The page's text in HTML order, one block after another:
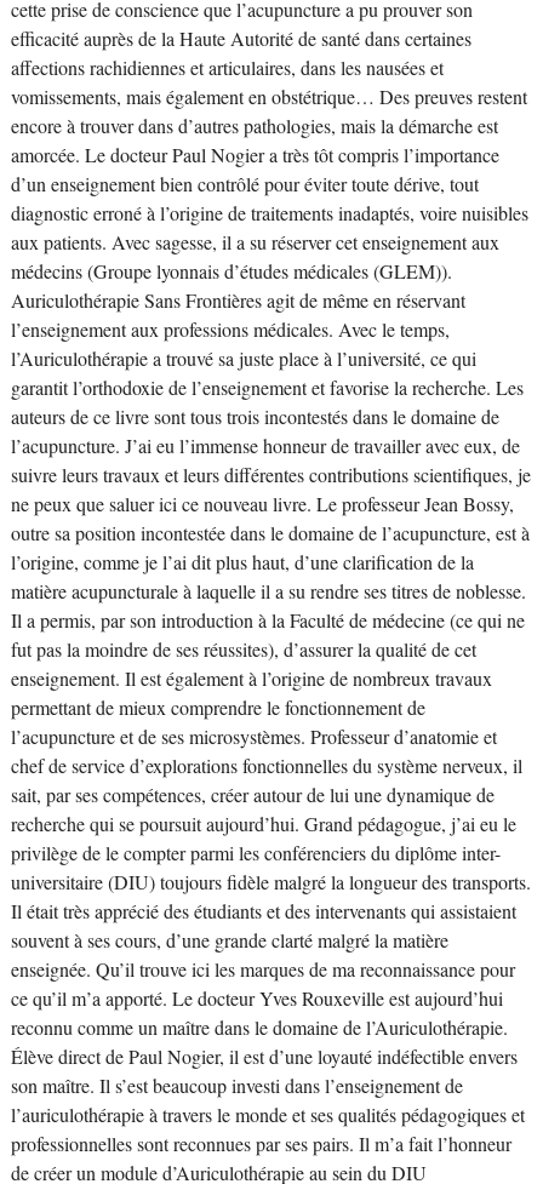
cette prise de conscience que l’acupuncture a pu prouver son
efficacité auprès de la Haute Autorité de santé dans certaines
affections rachidiennes et articulaires, dans les nausées et
vomissements, mais également en obstétrique… Des preuves restent
encore à trouver dans d’autres pathologies, mais la démarche est
amorcée. Le docteur Paul Nogier a très tôt compris l’importance
d’un enseignement bien contrôlé pour éviter toute dérive, tout
diagnostic erroné à l’origine de traitements inadaptés, voire nuisibles
aux patients. Avec sagesse, il a su réserver cet enseignement aux
médecins (Groupe lyonnais d’études médicales (GLEM)).
Auriculothérapie Sans Frontières agit de même en réservant
l’enseignement aux professions médicales. Avec le temps,
l’Auriculothérapie a trouvé sa juste place à l’université, ce qui
garantit l’orthodoxie de l’enseignement et favorise la recherche. Les
auteurs de ce livre sont tous trois incontestés dans le domaine de
l’acupuncture. J’ai eu l’immense honneur de travailler avec eux, de
suivre leurs travaux et leurs différentes contributions scientifiques, je
ne peux que saluer ici ce nouveau livre. Le professeur Jean Bossy,
outre sa position incontestée dans le domaine de l’acupuncture, est à
l’origine, comme je l’ai dit plus haut, d’une clarification de la
matière acupuncturale à laquelle il a su rendre ses titres de noblesse.
Il a permis, par son introduction à la Faculté de médecine (ce qui ne
fut pas la moindre de ses réussites), d’assurer la qualité de cet
enseignement. Il est également à l’origine de nombreux travaux
permettant de mieux comprendre le fonctionnement de
l’acupuncture et de ses microsystèmes. Professeur d’anatomie et
chef de service d’explorations fonctionnelles du système nerveux, il
sait, par ses compétences, créer autour de lui une dynamique de
recherche qui se poursuit aujourd’hui. Grand pédagogue, j’ai eu le
privilège de le compter parmi les conférenciers du diplôme inter-
universitaire (DIU) toujours fidèle malgré la longueur des transports.
Il était très apprécié des étudiants et des intervenants qui assistaient
souvent à ses cours, d’une grande clarté malgré la matière
enseignée. Qu’il trouve ici les marques de ma reconnaissance pour
ce qu’il m’a apporté. Le docteur Yves Rouxeville est aujourd’hui
reconnu comme un maître dans le domaine de l’Auriculothérapie.
Élève direct de Paul Nogier, il est d’une loyauté indéfectible envers
son maître. Il s’est beaucoup investi dans l’enseignement de
l’auriculothérapie à travers le monde et ses qualités pédagogiques et
professionnelles sont reconnues par ses pairs. Il m’a fait l’honneur
de créer un module d’Auriculothérapie au sein du DIU